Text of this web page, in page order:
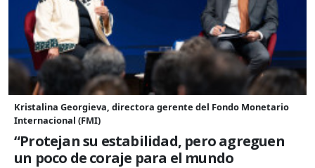
Kristalina Georgieva, directora gerente del Fondo Monetario
Internacional (FMI)
“Protejan su estabilidad, pero agreguen
un poco de coraje para el mundo